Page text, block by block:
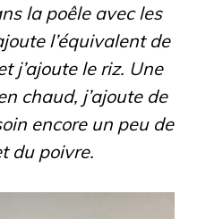
la poêle avec les
l’équivalent de
j’ajoute le riz. Une
chaud, j’ajoute de
encore un peu de
du poivre.